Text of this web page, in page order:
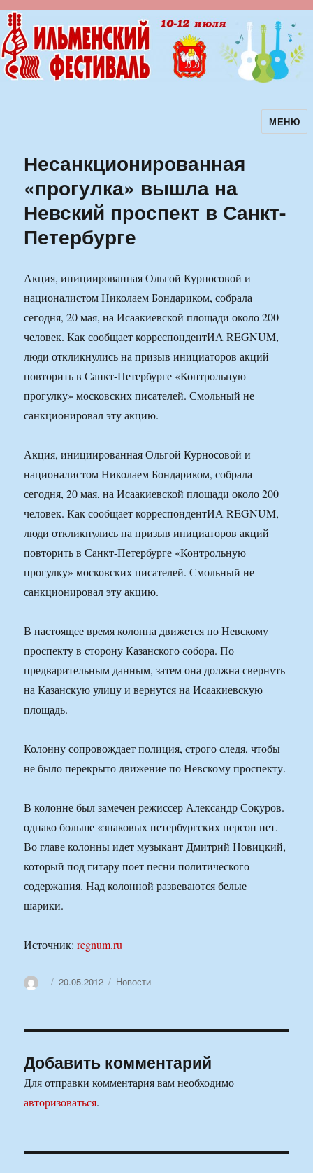
Ильменский фестиваль авторскойМЕНЮ
Несанкционированная
«прогулка» вышла на
Невский проспект в Санкт-
Петербурге
Акция, инициированная Ольгой Курносовой и
националистом Николаем Бондариком, собрала
сегодня, 20 мая, на Исаакиевской площади около 200
человек. Как сообщает корреспондентИА REGNUM,
люди откликнулись на призыв инициаторов акций
повторить в Санкт-Петербурге «Контрольную
прогулку» московских писателей. Смольный не
санкционировал эту акцию.
Акция, инициированная Ольгой Курносовой и
националистом Николаем Бондариком, собрала
сегодня, 20 мая, на Исаакиевской площади около 200
человек. Как сообщает корреспондентИА REGNUM,
люди откликнулись на призыв инициаторов акций
повторить в Санкт-Петербурге «Контрольную
прогулку» московских писателей. Смольный не
санкционировал эту акцию.
В настоящее время колонна движется по Невскому
проспекту в сторону Казанского собора. По
предварительным данным, затем она должна свернуть
на Казанскую улицу и вернутся на Исаакиевскую
площадь.
Колонну сопровождает полиция, строго следя, чтобы
не было перекрыто движение по Невскому проспекту.
В колонне был замечен режиссер Александр Сокуров.
однако больше «знаковых петербургских персон нет.
Во главе колонны идет музыкант Дмитрий Новицкий,
который под гитару поет песни политического
содержания. Над колонной развеваются белые
шарики.
Источник:regnum.ru
АвторОпубликовано
20.05.2012 Рубрики
Новости
Добавить комментарий
Для отправки комментария вам необходимо
авторизоваться.